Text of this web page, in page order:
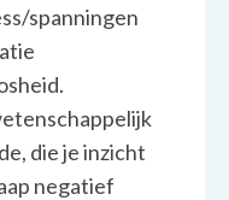
spanningen
die je inzicht
negatief